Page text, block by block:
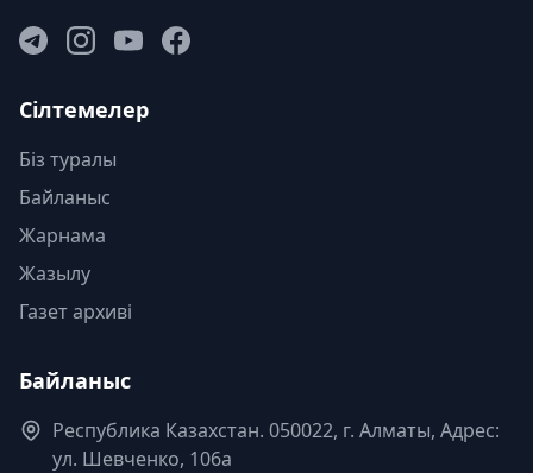
Сілтемелер
Біз туралы
Байланыс
Жарнама
Жазылу
Газет архиві
Байланыс
Республика Казахстан. 050022, г. Алматы, Адрес:
ул. Шевченко, 106а